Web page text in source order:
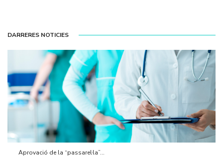
DARRERES NOTICIES
Aprovació de la “passarel·la”...